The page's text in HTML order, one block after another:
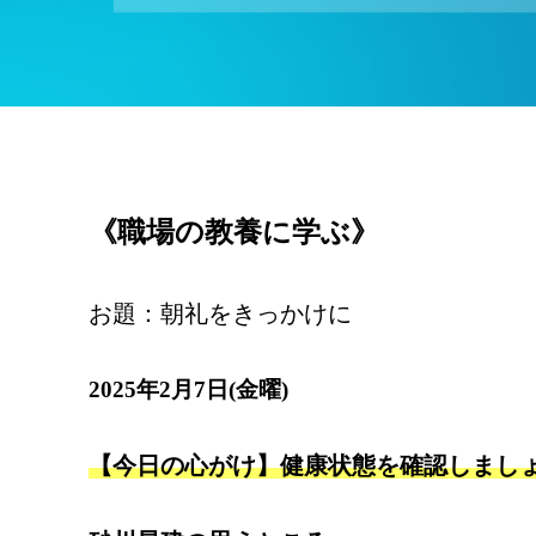
《職場の教養に学ぶ》
お題：朝礼をきっかけに
2025年2月7日(金曜)
【今日の心がけ】健康状態を確認しまし